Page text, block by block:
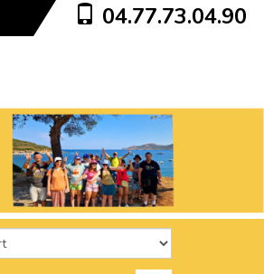
04.77.73.04.90